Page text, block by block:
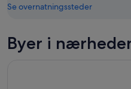
Se overnatningssteder
Byer i